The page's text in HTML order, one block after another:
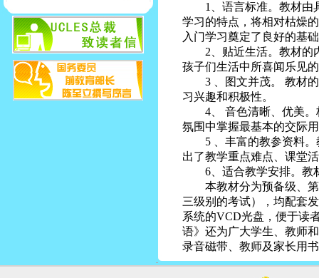
1、语言标准。教材由具
学习的特点，将相对枯燥
入门学习奠定了良好的基
2、贴近生活。教材的内
孩子们生活中所喜闻乐见
3 、图文并茂。 教材的
习兴趣和积极性。
4、 音色清晰、优美。
氛围中掌握最基本的交际
5 、丰富的教参资料。
出了教学重点难点、课堂
6、适合教学安排。教材
本教材分为预备级、第
三级别的考试），均配套
系统的VCD光盘，便于读
语》还为广大学生、教师
录音磁带、教师及家长用